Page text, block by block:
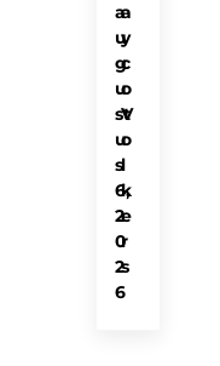
a
y
c
o
V
o
l
k
e
r
s
a
u
g
u
st
u
s
6,
2
0
2
6